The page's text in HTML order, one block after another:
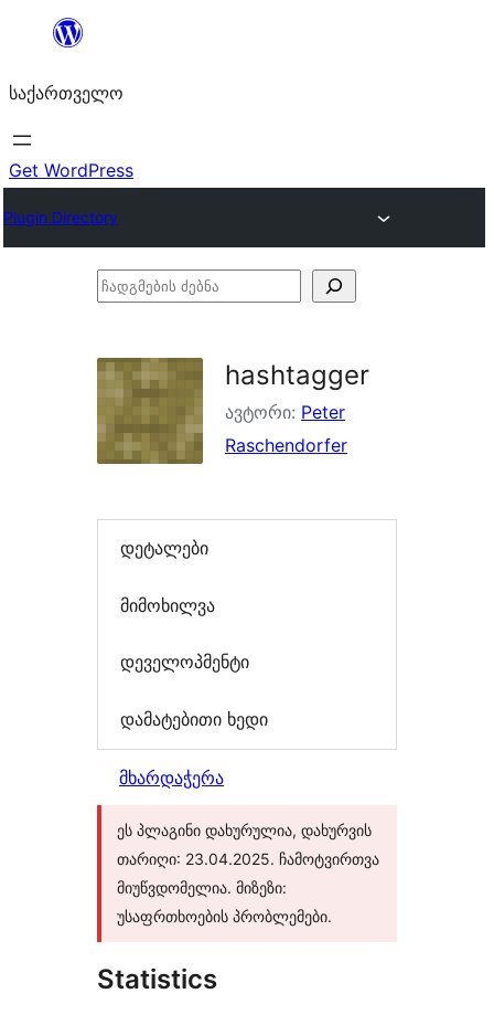
შიგთავსზე
საქართველო
Get WordPress
Plugin Directory
ჩადგმების
hashtagger
ავტორი: Peter
Raschendorfer
დეტალები
მიმოხილვა
დეველოპმენტი
დამატებითი ხედი
მხარდაჭერა
ეს პლაგინი დახურულია, დახურვის
თარიღი: 23.04.2025. ჩამოტვირთვა
მიუწვდომელია. მიზეზი:
უსაფრთხოების პრობლემები.
Statistics